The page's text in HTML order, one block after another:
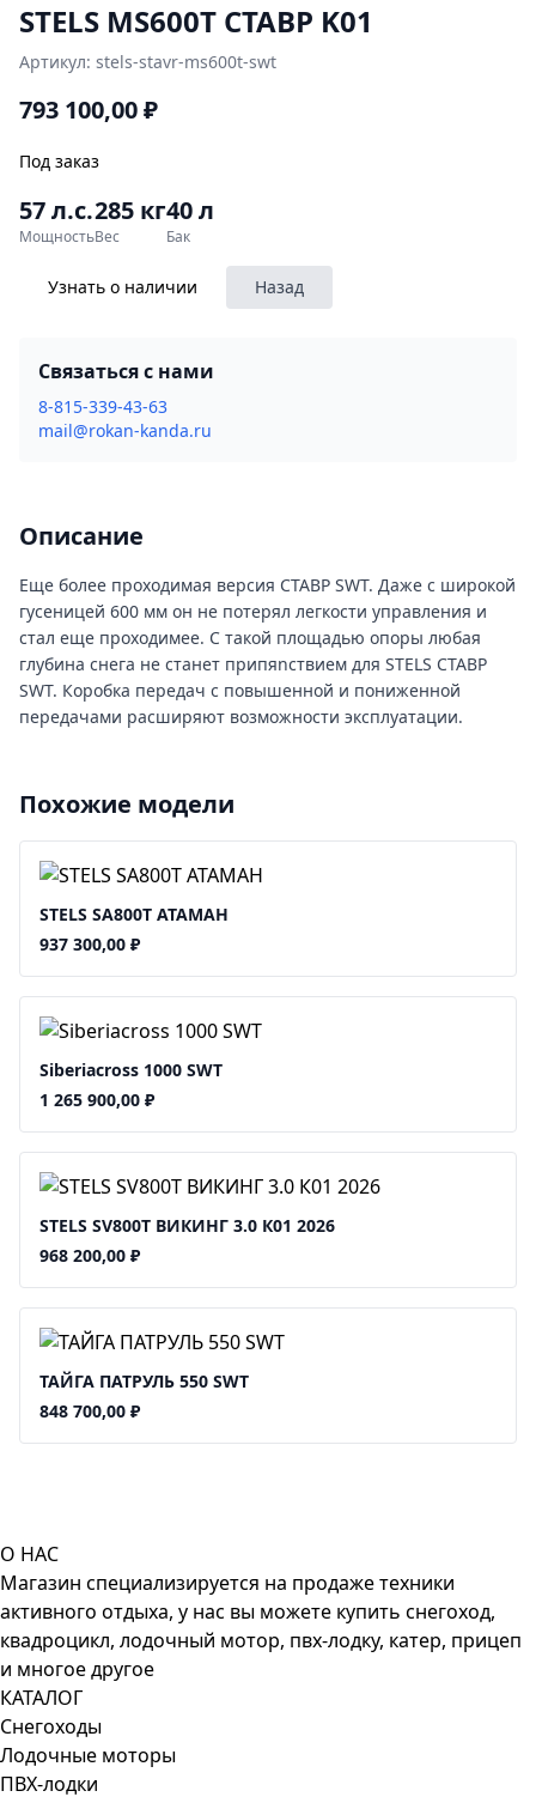
STELS MS600T СТАВР K01
Артикул: stels-stavr-ms600t-swt
793 100,00₽
Под заказ
57 л.с.
Мощность
285 кг
Вес
40 л
Бак
Узнать о наличии Назад
Связаться с нами
8-815-339-43-63
mail@rokan-kanda.ru
Описание
Еще более проходимая версия СТАВР SWT. Даже с широкой
гусеницей 600 мм он не потерял легкости управления и
стал еще проходимее. С такой площадью опоры любая
глубина снега не станет припяnствием для STELS СТАВР
SWT. Коробка передач с повышенной и пониженной
передачами расширяют возможности эксплуатации.
Похожие модели
STELS SA800T АТАМАН
937 300,00 ₽
Siberiacross 1000 SWT
1 265 900,00 ₽
STELS SV800T ВИКИНГ 3.0 К01 2026
968 200,00 ₽
ТАЙГА ПАТРУЛЬ 550 SWT
848 700,00 ₽
О НАС
Магазин специализируется на продаже техники
активного отдыха, у нас вы можете купить снегоход,
квадроцикл, лодочный мотор, пвх-лодку, катер, прицеп
и многое другое
КАТАЛОГ
Снегоходы
Лодочные моторы
ПВХ-лодки